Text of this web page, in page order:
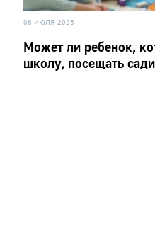
08 ИЮЛЯ 2025
Может ли ребенок,
школу, посещать